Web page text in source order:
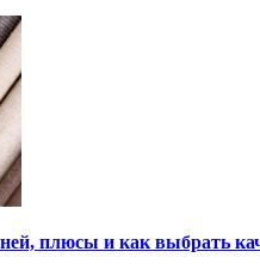
плюсы и как выбрать